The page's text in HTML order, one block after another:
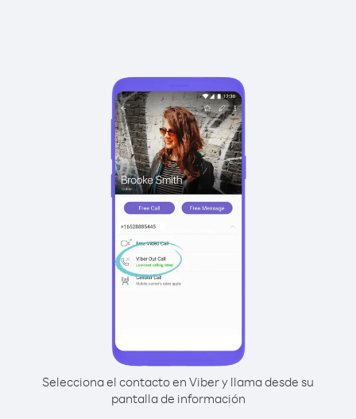
Selecciona el contacto en Viber y llama desde su
pantalla de información